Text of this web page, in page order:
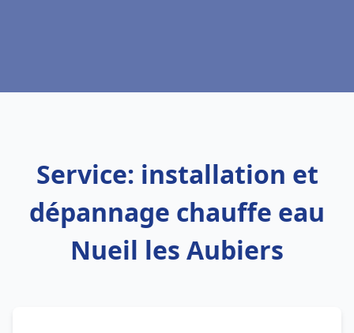
Service: installation et
dépannage chauffe eau
Nueil les Aubiers